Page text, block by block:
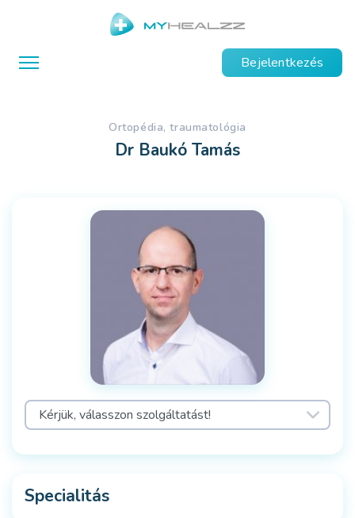
Bejelentkezés
ortopédia, traumatológia
Dr Baukó Tamás
Specialitás